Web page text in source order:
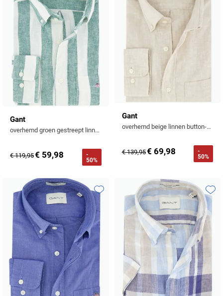
Gant
overhemd groen gestreept linnen
€ 119,95€ 59,98
-
50%
Gant
overhemd beige linnen button-down
€ 139,95€ 69,98
-
50%
Toevoegen aan favorieten